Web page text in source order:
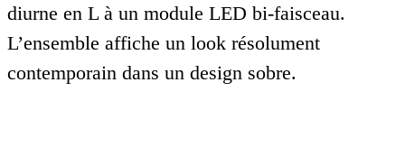
diurne en L à un module LED bi-faisceau.
L’ensemble affiche un look résolument
contemporain dans un design sobre.